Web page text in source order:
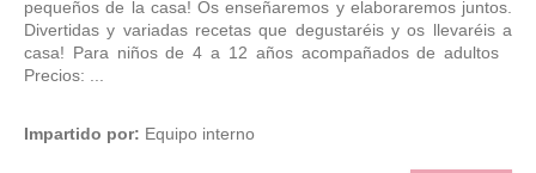
pequeños de la casa! Os enseñaremos y elaboraremos juntos.
Divertidas y variadas recetas que degustaréis y os llevaréis a
casa! Para niños de 4 a 12 años acompañados de adultos
Precios: ...
Impartido por: Equipo interno